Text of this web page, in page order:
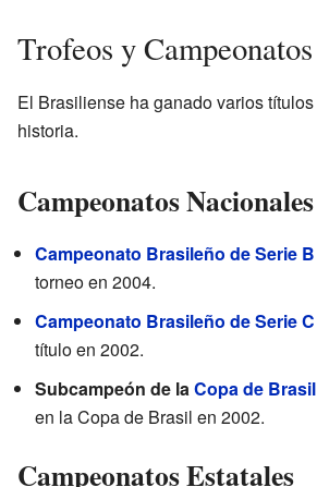
Trofeos y Campeonatos
El Brasiliense ha ganado varios
historia.
Campeonatos Nacionales
Campeonato Brasileño de Serie B
torneo en 2004.
Campeonato Brasileño de Serie C
título en 2002.
Subcampeón de laCopa de Brasil
en la Copa de Brasil en 2002.
Campeonatos Estatales